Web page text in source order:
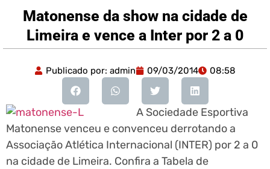
Matonense da show na cidade de
Limeira e vence a Inter por 2 a 0
Publicado por: admin 09/03/2014 08:58
A Sociedade Esportiva
Matonense venceu e convenceu derrotando a
Associação Atlética Internacional (INTER) por 2 a 0
na cidade de Limeira. Confira a Tabela de